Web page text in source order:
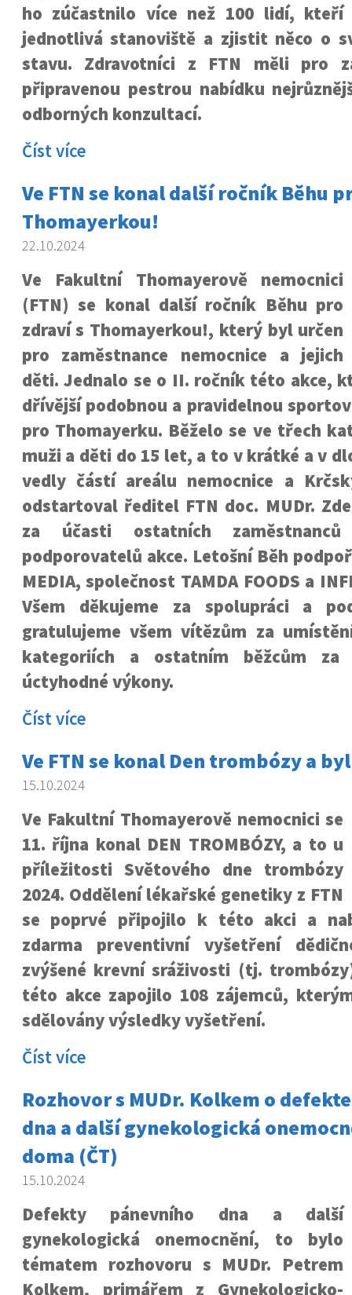
ho zúčastnilo více než 100 lidí,
jednotlivá stanoviště a zjistit něco o
stavu. Zdravotníci z FTN měli pro
připravenou pestrou nabídku
odborných konzultací.
Číst více
Ve FTN se konal další ročník Běhu
Thomayerkou!
22.10.2024
Ve Fakultní Thomayerově nemocnici
(FTN) se konal další ročník Běhu pro
zdraví s Thomayerkou!, který byl určen
pro zaměstnance nemocnice a jejich
děti. Jednalo se o II. ročník této akce,
dřívější podobnou a pravidelnou
pro Thomayerku. Běželo se ve třech
muži a děti do 15 let, a to v krátké a v
vedly částí areálu nemocnice a
odstartoval ředitel FTN doc. MUDr.
za účasti ostatních
podporovatelů akce. Letošní Běh
MEDIA, společnost TAMDA FOODS a
Všem děkujeme za spolupráci a
gratulujeme všem vítězům za
kategoriích a ostatním běžcům
úctyhodné výkony.
Číst více
Ve FTN se konal Den trombózy a
15.10.2024
Ve Fakultní Thomayerově nemocnici se
11. října konal DEN TROMBÓZY, a to u
příležitosti Světového dne trombózy
2024. Oddělení lékařské genetiky z FTN
se poprvé připojilo k této akci a
zdarma preventivní vyšetření
zvýšené krevní sráživosti (tj.
této akce zapojilo 108 zájemců,
sdělovány výsledky vyšetření.
Číst více
Rozhovor s MUDr. Kolkem o
dna a další gynekologická
doma (ČT)
15.10.2024
Defekty pánevního dna a další
gynekologická onemocnění, to bylo
tématem rozhovoru s MUDr. Petrem
Kolkem, primářem z Gynekologicko-